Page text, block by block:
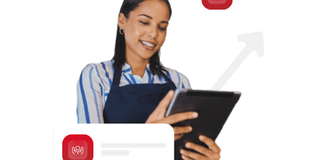
Ferias, exposiciones y redes de contacto.
Mentorías y espacios de inspiración entre mujeres.
Visibilidad de marca y acceso a oportunidades exclusivas.